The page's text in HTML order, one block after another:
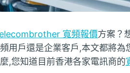
寬頻報價方案？
用戶還是企業客戶,本文都將
,您知道目前香港各家電訊商的